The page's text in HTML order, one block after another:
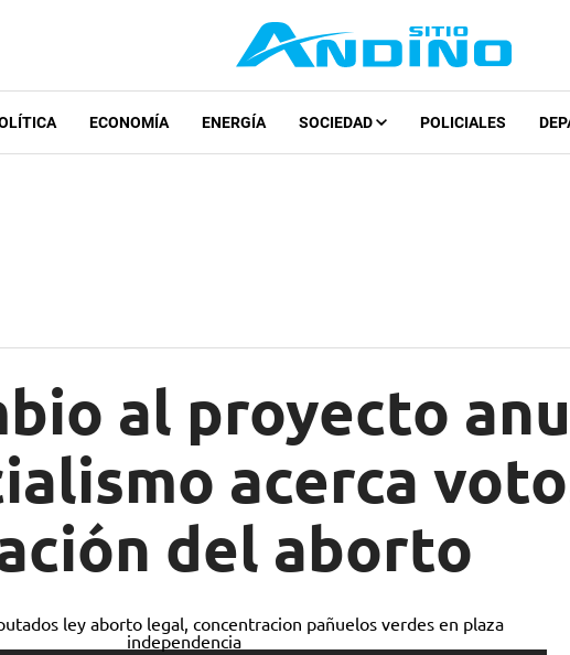
ECONOMÍA ENERGÍA SOCIEDAD POLICIALES
al proyecto
acerca
del aborto